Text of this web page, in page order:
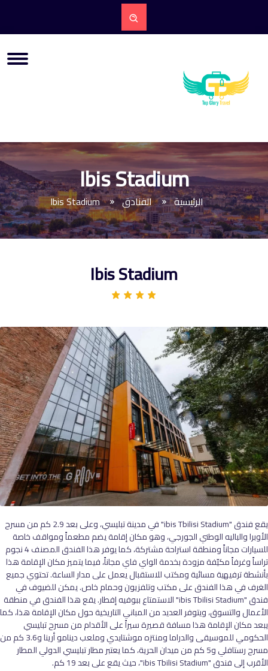
Ibis Stadium
الرئيسية الفنادق Ibis Stadium
Ibis Stadium
يقع فندق "ibis Tbilisi Stadium" في مدينة تبليسي، وعلى بعد 2.9 كم من مسرح
الأوبرا والباليه الوطني الجورجي، وهو مكان إقامة يضم مطعماً ومواقف خاصة
للسيارات مجاناً ومنطقة استراحة مشتركة، كما يوفر هذا الفندق المصنف 4 نجوم
تراساً وغرفاً مكيّفة مزودة بخدمة الواي فاي مجاناً، فيما يتميز مكان الإقامة هذا
بأنشطة ترفيهية مسائية ومكتب للاستقبال يعمل على مدار الساعة. تحتوي جميع
الغرف في هذا الفندق على مكتب وتلفزيون وحمام خاص. يمكن للضيوف في
فندق "ibis Tbilisi Stadium" الاستمتاع ببوفيه إفطار. يقع هذا الفندق في منطقة
الأعمال والتسوق، ويتوفر العديد من المباني التاريخية حول مكان الإقامة هذا، كما
يبعد مكان الإقامة هذا مسافة قصيرة سيراً على الأقدام من مسرح تبليسي
الحكومي للموسيقى والدراما ومنتزه موشتايدي وملعب دينامو أرينا و3.6 كم من
مسرح رستافلي و5 كم من ميدان الحرية، كما يعتبر مطار تبليسي الدولي المطار
الأقرب إلى فندق "ibis Tbilisi Stadium"، حيث يقع على بعد 19 كم.